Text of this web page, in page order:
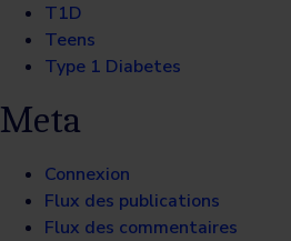
T1D
Teens
Type 1 Diabetes
Meta
Connexion
Flux des publications
Flux des commentaires